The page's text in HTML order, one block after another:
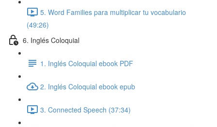
5. Word Families para multiplicar tu vocabulario
(49:26)
6. Inglés Coloquial
1. Inglés Coloquial ebook PDF
2. Inglés Coloquial ebook epub
3. Connected Speech (37:34)